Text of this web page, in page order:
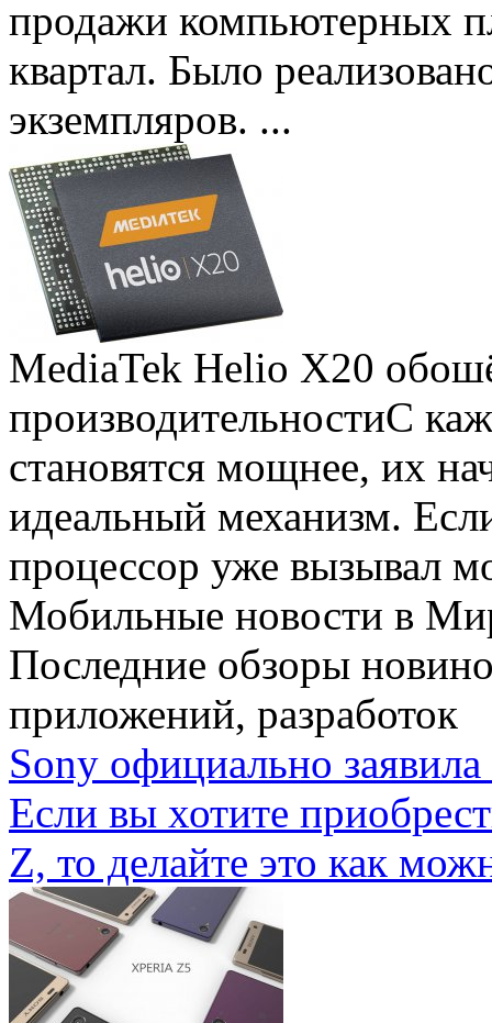
продажи компьютерных
квартал. Было
экземпляров. ...
MediaTek Helio X20
производительностиС
становятся мощнее, их
идеальный механизм.
процессор уже вызывал
Мобильные новости в
Последние обзоры
приложений, разработок
Sony официально
Если вы хотите
Z, то делайте это как